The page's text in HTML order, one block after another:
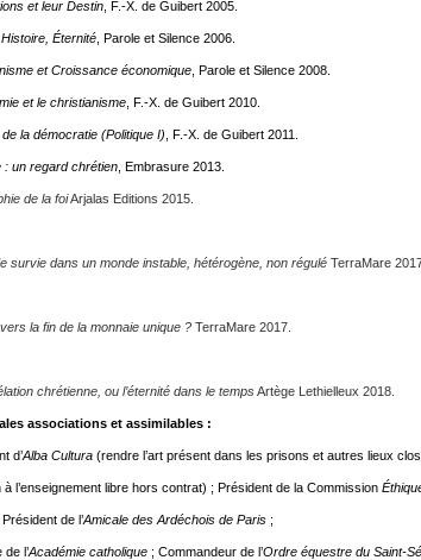
et leur Destin , F.-X. de Guibert 2005.
Éternité , Parole et Silence 2006.
et Croissance économique , Parole et Silence 2008.
et le christianisme , F.-X. de Guibert 2010.
de la démocratie (Politique I) , F.-X. de Guibert 2011.
: un regard chrétien , Embrasure 2013.
de la foiArjalas Editions 2015.
survie dans un monde instable, hétérogène, non régulé TerraMare
vers la fin de la monnaie unique ? TerraMare 2017.
chrétienne, ou l’éternité dans le tempsArtège Lethielleux 2018.
associations et assimilables :
d’Alba Cultura (rendre l’art présent dans les prisons et autres lieux
à l’enseignement libre hors contrat) ; Président de la Commission
de l’Amicale des Ardéchois de Paris ;
de l’Académie catholique ; Commandeur de l’Ordre équestre du Saint-